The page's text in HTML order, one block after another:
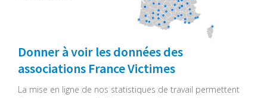
Donner à voir les données des
associations France Victimes
La mise en ligne de nos statistiques de travail permettent